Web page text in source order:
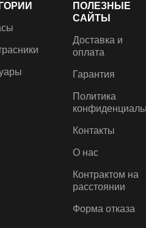
парфюм 150 мл
CARBONAX®
12.00 €10.20
Авто парфюм „Bubble Gum”
своему автомобилю еще
больше радости и молодости
с помощью аромата
ПОЛЕЗНЫЕ
САЙТЫ
Доставка и
оплата
Гарантия
Политика
Контакты
О нас
Контрактом на
расстоянии
Форма отказа